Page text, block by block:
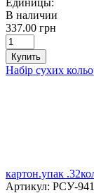
В наличии
337.00 грн
Купить
Набір сухих
картон.упак
Артикул: РСУ-